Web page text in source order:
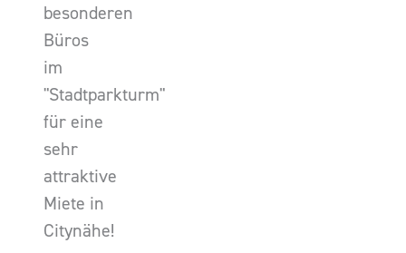
besonderen
Büros
im
"Stadtparkturm"
für eine
sehr
attraktive
Miete in
Citynähe!